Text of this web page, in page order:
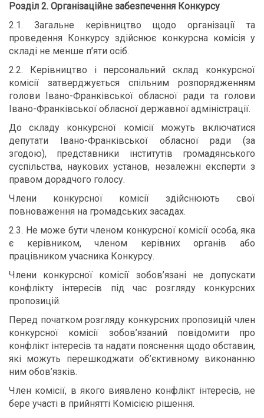
Розділ 2. Організаційне забезпечення Конкурсу
2.1. Загальне керівництво щодо організації та
проведення Конкурсу здійснює конкурсна комісія у
складі не менше п’яти осіб.
2.2. Керівництво і персональний склад конкурсної
комісії затверджується спільним розпорядженням
голови Івано-Франківської обласної ради та голови
Івано-Франківської обласної державної адміністрації.
До складу конкурсної комісії можуть включатися
депутати Івано-Франківської обласної ради (за
згодою), представники інститутів громадянського
суспільства, наукових установ, незалежні експерти з
правом дорадчого голосу.
Члени конкурсної комісії здійснюють свої
повноваження на громадських засадах.
2.3. Не може бути членом конкурсної комісії особа, яка
є керівником, членом керівних органів або
працівником учасника Конкурсу.
Члени конкурсної комісії зобов’язані не допускати
конфлікту інтересів під час розгляду конкурсних
пропозицій.
Перед початком розгляду конкурсних пропозицій член
конкурсної комісії зобов’язаний повідомити про
конфлікт інтересів та надати пояснення щодо обставин,
які можуть перешкоджати об’єктивному виконанню
ним обов’язків.
Член комісії, в якого виявлено конфлікт інтересів, не
бере участі в прийнятті Комісією рішення.